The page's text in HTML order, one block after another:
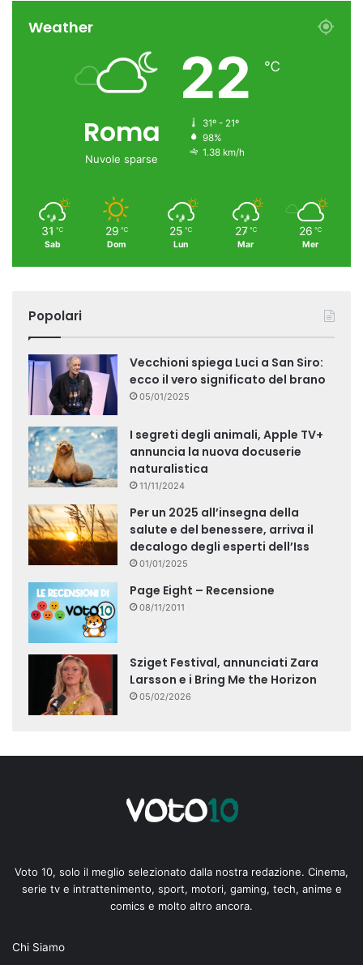
Weather
Roma
Nuvole sparse
22 ℃
31º - 21º
98%
1.38 km/h
31 ℃
Sab
29 ℃
Dom
25 ℃
Lun
27 ℃
Mar
26 ℃
Mer
Popolari
Vecchioni spiega Luci a San Siro:
ecco il vero significato del brano
05/01/2025
I segreti degli animali, Apple TV+
annuncia la nuova docuserie
naturalistica
11/11/2024
Per un 2025 all’insegna della
salute e del benessere, arriva il
decalogo degli esperti dell’Iss
01/01/2025
Page Eight – Recensione
08/11/2011
Sziget Festival, annunciati Zara
Larsson e i Bring Me the Horizon
05/02/2026
Voto 10, solo il meglio selezionato dalla nostra redazione. Cinema,
serie tv e intrattenimento, sport, motori, gaming, tech, anime e
comics e molto altro ancora.
Chi Siamo